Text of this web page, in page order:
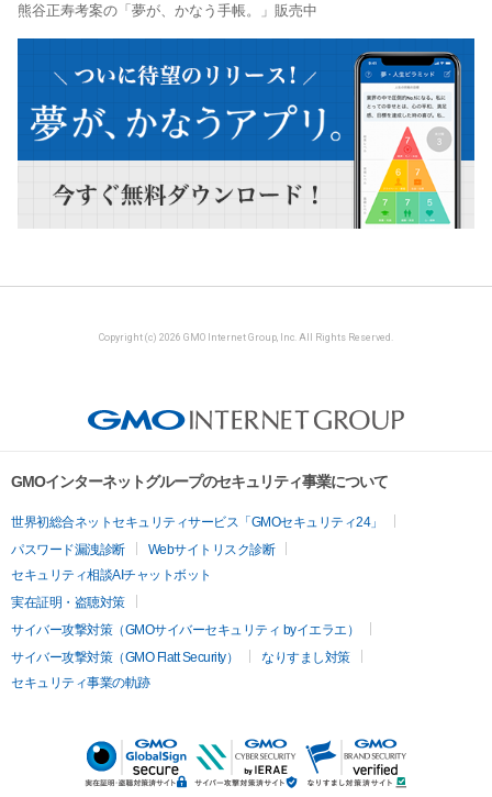
熊谷正寿考案の「夢が、かなう手帳。」販売中
Copyright (c) 2026 GMO Internet Group, Inc. All Rights Reserved.
GMOインターネットグループのセキュリティ事業について
世界初総合ネットセキュリティサービス「GMOセキュリティ24」
パスワード漏洩診断
Webサイトリスク診断
セキュリティ相談AIチャットボット
実在証明・盗聴対策
サイバー攻撃対策（GMOサイバーセキュリティ byイエラエ）
サイバー攻撃対策（GMO Flatt Security）
なりすまし対策
セキュリティ事業の軌跡